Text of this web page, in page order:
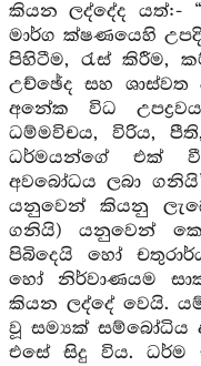
කියන ලද්දේද
මාර්ග ක්ෂණයෙහි
පිහිටීම, රැස් කිරීම,
උච්ඡේද සහ
අනේක විධ
ධම්මවිචය, විරිය,
ධර්මයන්ගේ එක්
අවබෝධය ලබා
යනුවෙන් කියනු
ගනියි) යනුවෙන්
පිබිදෙයි හෝ
හෝ නිර්වාණයම
කියන ලද්දේ වෙයි.
වූ සම්‍යක් සම්බෝධිය
එසේ සිදු විය. ධර්ම